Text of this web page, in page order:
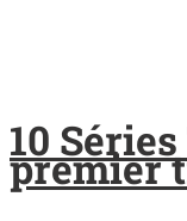
10
premier